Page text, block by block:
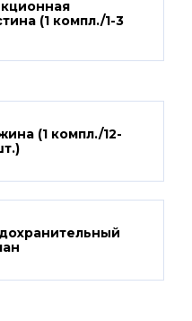
(1 компл./1-3
(1 компл./12-